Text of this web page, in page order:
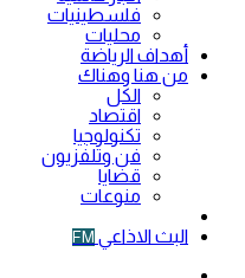
فلسطينيات
محليات
أهداف الرياضة
من هنا وهناك
الكل
اقتصاد
تكنولوجيا
فن وتلفزيون
قضايا
منوعات
البث الاذاعي FM